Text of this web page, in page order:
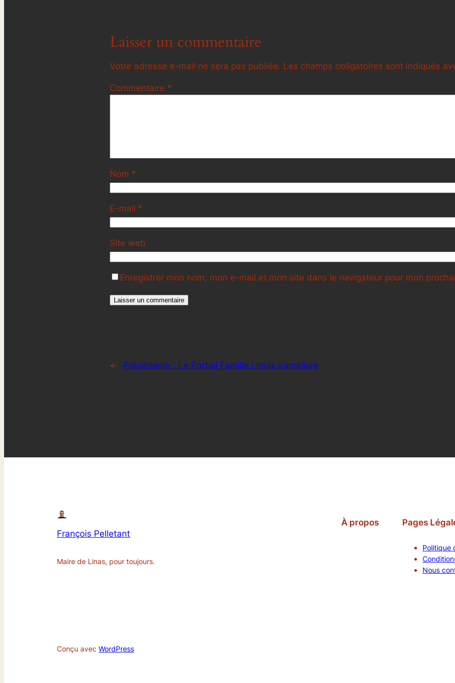
Laisser un commentaire
Votre adresse e-mail ne sera pas publiée. Les champs obligatoires sont indiqués
Commentaire *
Nom *
E-mail *
Site web
Enregistrer mon nom, mon e-mail et mon site dans le navigateur pour mon
← Précédente : Le Portail Famille Linois s’améliore
François Pelletant
Maire de Linas, pour toujours.
À propos Pages
Politique
Nous
Conçu avec WordPress